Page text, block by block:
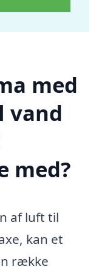
med
vand
med?
af luft til
kan et
række